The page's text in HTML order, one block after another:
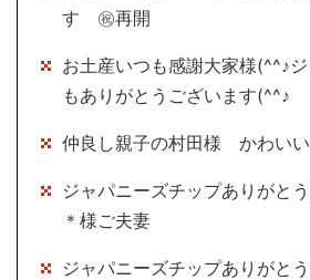
す ㊗再開
お土産いつも感謝大家様(^^♪
もありがとうございます(^^♪
仲良し親子の村田様 かわい
ジャパニーズチップありがと
＊様ご夫妻
ジャパニーズチップありがと